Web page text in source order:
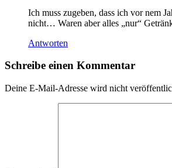
Ich muss zugeben, dass ich vor nem
nicht… Waren aber alles „nur“
Antworten
Schreibe einen Kommentar
Deine E-Mail-Adresse wird nicht